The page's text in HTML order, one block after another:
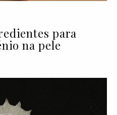
para
na pele